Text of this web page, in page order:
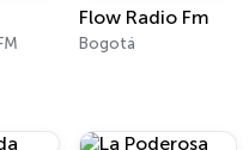
Flow Radio Fm
Bogotá